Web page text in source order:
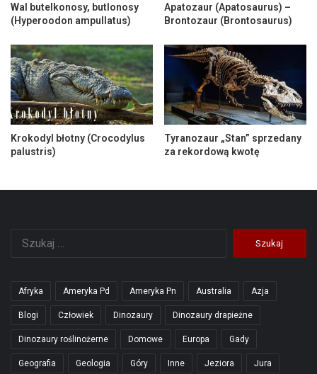
Wal butelkonosy, butlonosy
(Hyperoodon ampullatus)
Apatozaur (Apatosaurus) –
Brontozaur (Brontosaurus)
Krokodyl błotny (Crocodylus
palustris)
Tyranozaur „Stan” sprzedany
za rekordową kwotę
Afryka Ameryka Pd Ameryka Pn Australia Azja
Blogi Człowiek Dinozaury Dinozaury drapieżne
Dinozaury roślinożerne Domowe Europa Gady
Geografia Geologia Góry Inne Jeziora Jura